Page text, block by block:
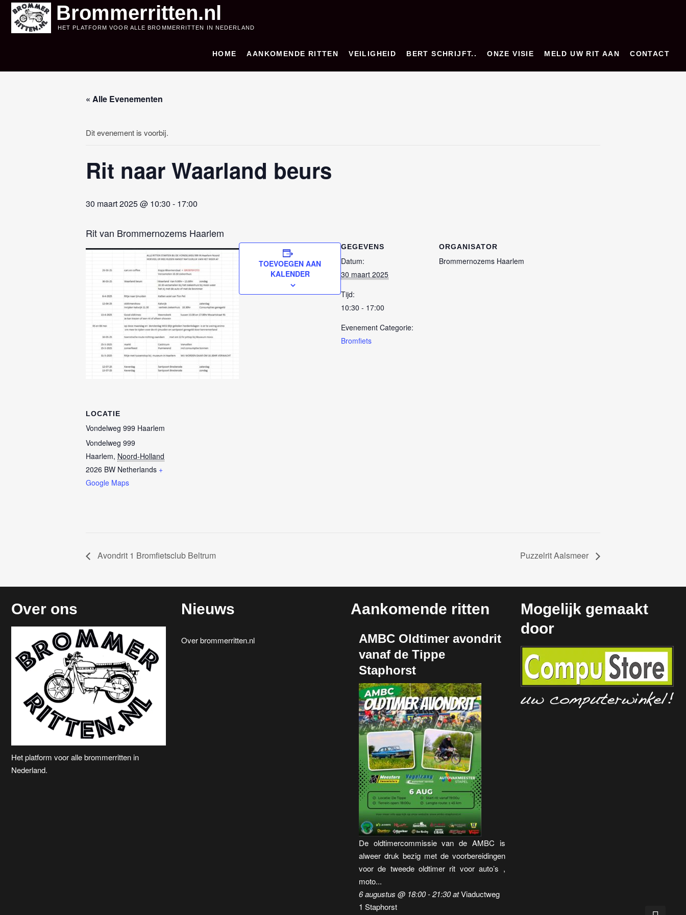
Skip
content
Brommerritten.nl
HET PLATFORM VOOR ALLE BROMMERRITTEN IN NEDERLAND
HOME AANKOMENDE RITTEN VEILIGHEID BERT SCHRIJFT.. ONZE VISIE MELD UW RIT AAN CONTACT
« Alle Evenementen
Dit evenement is voorbij.
Rit naar Waarland beurs
30 maart 2025 @ 10:30 - 17:00
Rit van Brommernozems Haarlem
TOEVOEGEN AAN
KALENDER
GEGEVENS
Datum:
30 maart 2025
Tijd:
10:30 - 17:00
Evenement Categorie:
Bromfiets
ORGANISATOR
Brommernozems Haarlem
LOCATIE
Vondelweg 999 Haarlem
Vondelweg 999
Haarlem, Noord-Holland
2026 BW Netherlands +
Google Maps
Avondrit 1 Bromfietsclub Beltrum Puzzelrit Aalsmeer
Over ons
Het platform voor alle brommerritten in
Nederland.
Nieuws
Over brommerritten.nl
Aankomende ritten
AMBC Oldtimer avondrit
vanaf de Tippe
Staphorst
De oldtimercommissie van de AMBC is
alweer druk bezig met de voorbereidingen
voor de tweede oldtimer rit voor auto’s ,
moto...
6 augustus @ 18:00-21:30atViaductweg
1 Staphorst
Mogelijk gemaakt
door